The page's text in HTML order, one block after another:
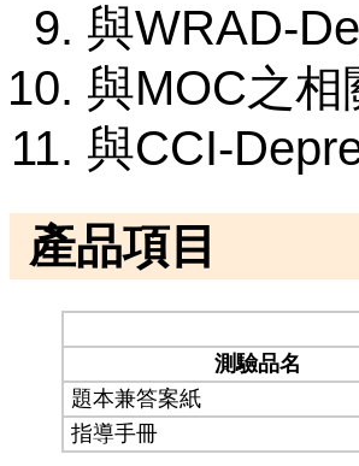
與WRAD-
與MOC之相
與CCI-
產品項目
測驗品名
題本兼答案紙
指導手冊